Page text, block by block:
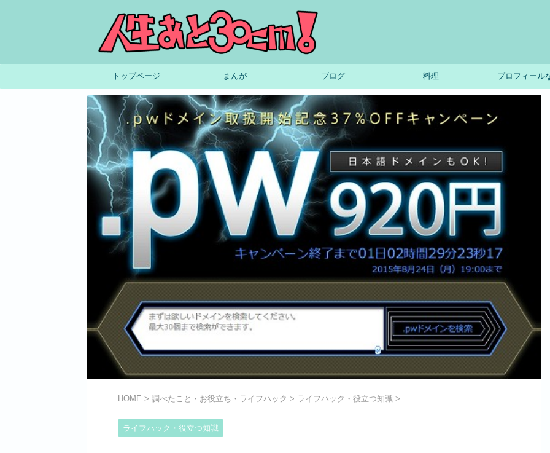
トップページ まんが ブログ 料理 プロフィール
HOME > 調べたこと・お役立ち・ライフハック > ライフハック・役立つ知識 >
ライフハック・役立つ知識